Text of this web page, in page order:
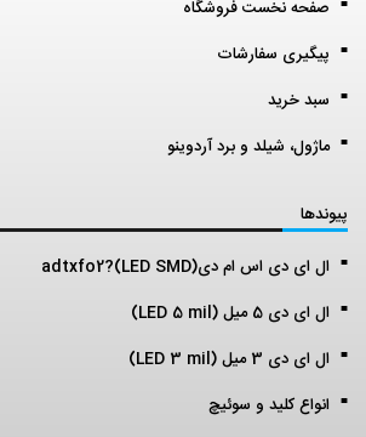
صفحه نخست فروشگاه
پیگیری سفارشات
سبد خرید
ماژول، شیلد و برد آردوینو
پیوندها
ال ای دی اس ام دی(LED SMD)?adtxfo2
ال ای دی 5 میل (LED 5 mil)
ال ای دی 3 میل (LED 3 mil)
انواع کلید و سوئیچ